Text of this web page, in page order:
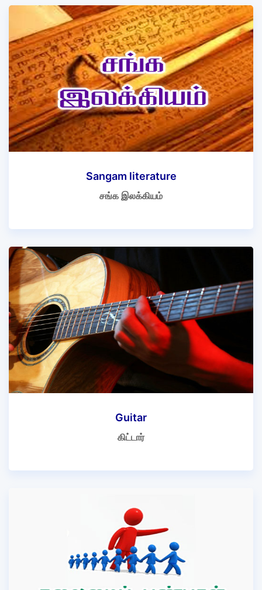
Sangam literature
சங்க இலக்கியம்
Guitar
கிட்டார்